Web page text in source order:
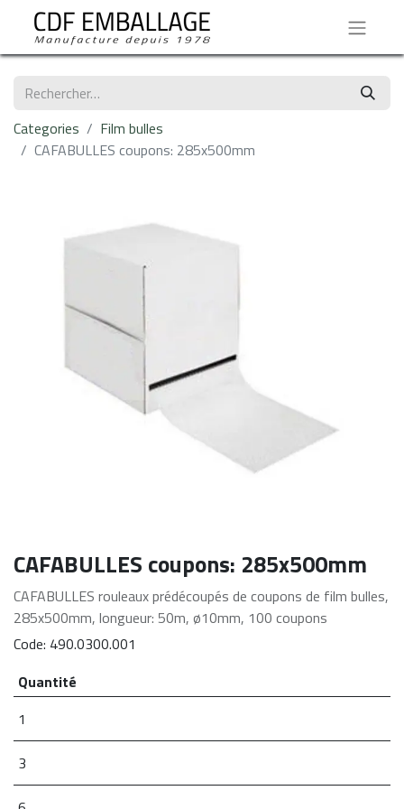
Categories
Film bulles
CAFABULLES coupons: 285x500mm
CAFABULLES coupons: 285x500mm
CAFABULLES rouleaux prédécoupés de coupons de film bulles,
285x500mm, longueur: 50m, ø10mm, 100 coupons
Code: 490.0300.001
Quantité
1
3